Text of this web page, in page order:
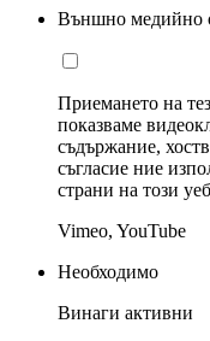
Външно медийно
Приемането на
показваме
съдържание,
съгласие ние
страни на този
Vimeo, YouTube
Необходимо
Винаги активни